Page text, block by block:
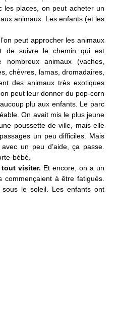
les places, on peut acheter un
animaux. Les enfants (et les
peut approcher les animaux
de suivre le chemin qui est
animaux (vaches,
chèvres, lamas, dromadaires,
des animaux très exotiques
peut leur donner du pop-corn
plu aux enfants. Le parc
On avait mis le plus jeune
poussette de ville, mais elle
un peu difficiles. Mais
un peu d’aide, ça passe.
bébé.
visiter. Et encore, on a un
à être fatigués.
le soleil. Les enfants ont